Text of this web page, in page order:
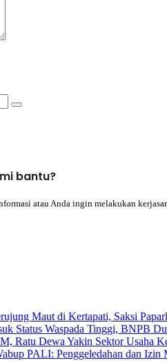
bantu?
atau Anda ingin melakukan
Maut di Kertapati, Saksi
Status Waspada Tinggi, BNPB
Ratu Dewa Yakin Sektor Usaha
PALI: Penggeledahan dan